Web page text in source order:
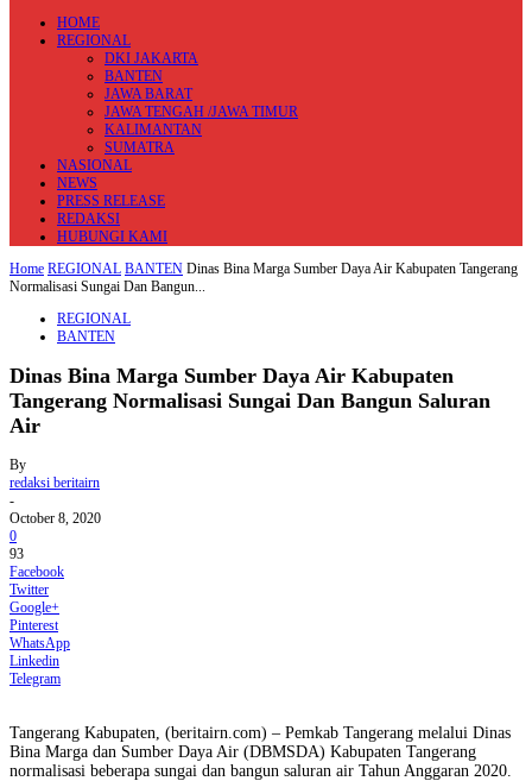
HOME
REGIONAL
DKI JAKARTA
BANTEN
JAWA BARAT
JAWA TENGAH /JAWA TIMUR
KALIMANTAN
SUMATRA
NASIONAL
NEWS
PRESS RELEASE
REDAKSI
HUBUNGI KAMI
Home REGIONAL BANTEN Dinas Bina Marga Sumber Daya Air Kabupaten Tangerang
Normalisasi Sungai Dan Bangun...
REGIONAL
BANTEN
Dinas Bina Marga Sumber Daya Air Kabupaten
Tangerang Normalisasi Sungai Dan Bangun Saluran
Air
By
redaksi beritairn
-
October 8, 2020
0
93
Facebook
Twitter
Google+
Pinterest
WhatsApp
Linkedin
Telegram
Tangerang Kabupaten, (beritairn.com) – Pemkab Tangerang melalui Dinas
Bina Marga dan Sumber Daya Air (DBMSDA) Kabupaten Tangerang
normalisasi beberapa sungai dan bangun saluran air Tahun Anggaran 2020.